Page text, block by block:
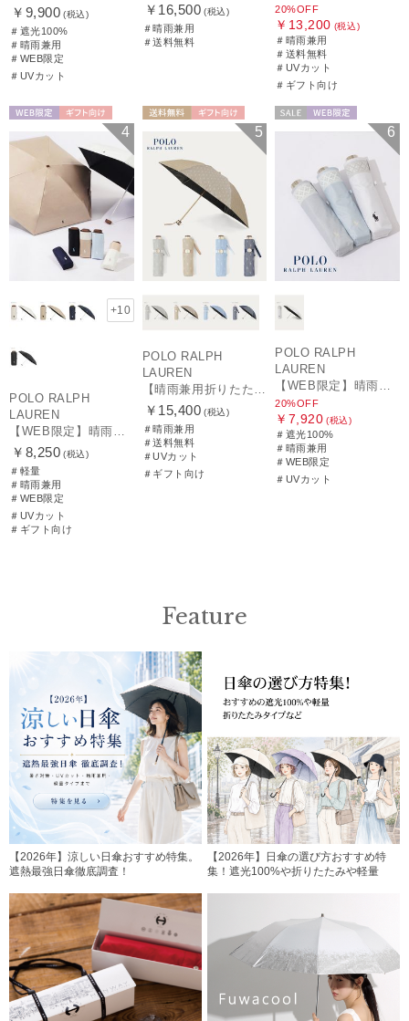
￥9,900 (税込)
＃遮光100%
＃晴雨兼用
＃WEB限定
＃UVカット
￥16,500 (税込)
＃晴雨兼用
＃送料無料
20%OFF
￥13,200 (税込)
＃晴雨兼用
＃送料無料
＃UVカット
＃ギフト向け
ギフト向け
UNISEX
4
+10
POLO RALPH
LAUREN
【WEB限定】晴雨兼用折りたたみ日傘 ポロ ラルフ ローレン ポロポニー刺繍 POLO BEAR 雨の日OK 遮光100% 遮熱 簡単開閉 UV100% 晴雨兼用
￥8,250 (税込)
＃軽量
＃晴雨兼用
＃WEB限定
＃UVカット
＃ギフト向け
ギフト向け
WOMEN
5
POLO RALPH
LAUREN
￥15,400 (税込)
＃晴雨兼用
＃送料無料
＃UVカット
＃ギフト向け
6
POLO RALPH
LAUREN
【WEB限定】晴雨兼用折りたたみ日傘 ポロ ラルフ ローレン（POLO RALPH LAUREN）シャンブレーレース 遮光100 UV100
20%OFF
￥7,920 (税込)
＃遮光100%
＃晴雨兼用
＃WEB限定
＃UVカット
Feature
【2026年】涼しい日傘おすすめ特集。
遮熱最強日傘徹底調査！
【2026年】日傘の選び方おすすめ特
集！遮光100%や折りたたみや軽量